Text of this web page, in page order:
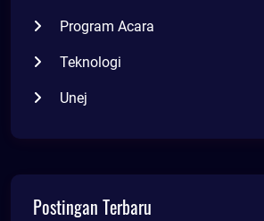
Program Acara
Teknologi
Unej
Postingan Terbaru